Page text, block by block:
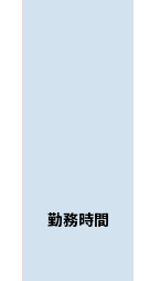
勤務時間